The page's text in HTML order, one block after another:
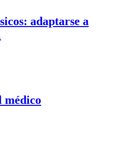
adaptarse a
médico